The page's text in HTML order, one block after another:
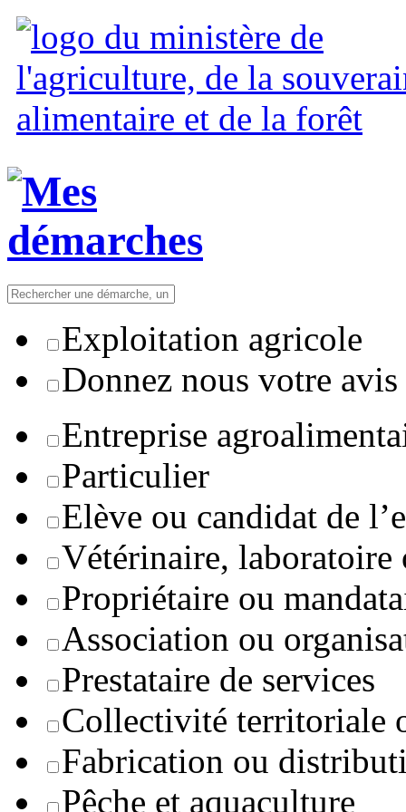
Exploitation agricole
Donnez nous votre avis
Entreprise
Particulier
Elève ou candidat de
Vétérinaire, laboratoire
Propriétaire ou
Association ou
Prestataire de services
Collectivité territoriale
Fabrication ou
Pêche et aquaculture